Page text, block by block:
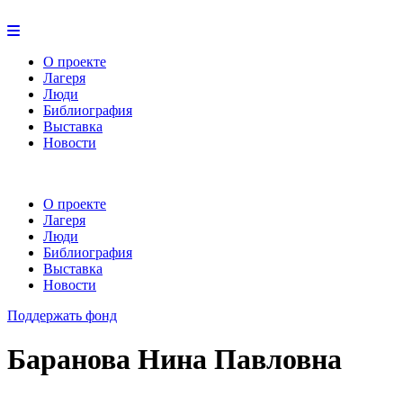
О проекте
Лагеря
Люди
Библиография
Выставка
Новости
О проекте
Лагеря
Люди
Библиография
Выставка
Новости
Поддержать фонд
Баранова Нина Павловна